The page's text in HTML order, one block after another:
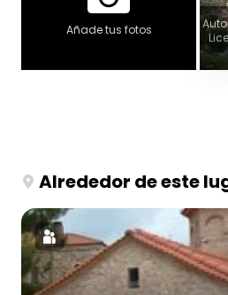
Añade tus fotos
Alrededor de este